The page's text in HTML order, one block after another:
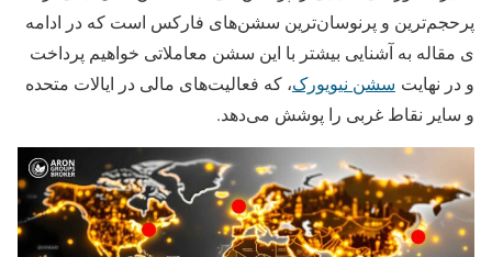
پرحجم‌ترین و پرنوسان‌ترین سشن‌های فارکس است که در ادامه
ی مقاله به آشنایی بیشتر با این سشن معاملاتی خواهیم پرداخت
و در نهایت سشن نیویورک، که فعالیت‌های مالی در ایالات متحده
و سایر نقاط غربی را پوشش می‌دهد.